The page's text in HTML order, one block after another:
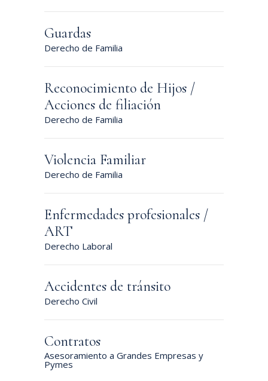
Guardas
Derecho de Familia
Reconocimiento de Hijos /
Acciones de filiación
Derecho de Familia
Violencia Familiar
Derecho de Familia
Enfermedades profesionales /
ART
Derecho Laboral
Accidentes de tránsito
Derecho Civil
Contratos
Asesoramiento a Grandes Empresas y
Pymes